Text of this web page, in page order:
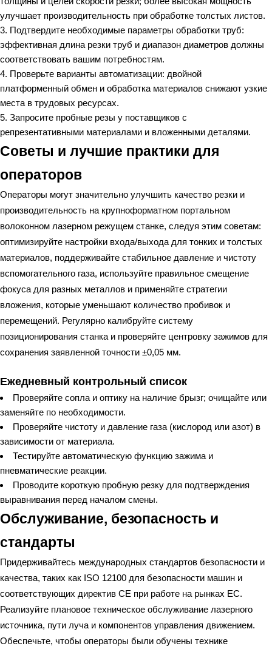
улучшает производительность при обработке толстых листов.
Подтвердите необходимые параметры обработки труб:
эффективная длина резки труб и диапазон диаметров должны
соответствовать вашим потребностям.
Проверьте варианты автоматизации: двойной
платформенный обмен и обработка материалов снижают узкие
места в трудовых ресурсах.
Запросите пробные резы у поставщиков с
репрезентативными материалами и вложенными деталями.
Советы и лучшие практики для
операторов
Операторы могут значительно улучшить качество резки и
производительность на крупноформатном портальном
волоконном лазерном режущем станке, следуя этим советам:
оптимизируйте настройки входа/выхода для тонких и толстых
материалов, поддерживайте стабильное давление и чистоту
вспомогательного газа, используйте правильное смещение
фокуса для разных металлов и применяйте стратегии
вложения, которые уменьшают количество пробивок и
перемещений. Регулярно калибруйте систему
позиционирования станка и проверяйте центровку зажимов для
сохранения заявленной точности ±0,05 мм.
Ежедневный контрольный список
Проверяйте сопла и оптику на наличие брызг; очищайте или
заменяйте по необходимости.
Проверяйте чистоту и давление газа (кислород или азот) в
зависимости от материала.
Тестируйте автоматическую функцию зажима и
пневматические реакции.
Проводите короткую пробную резку для подтверждения
выравнивания перед началом смены.
Обслуживание, безопасность и
стандарты
Придерживайтесь международных стандартов безопасности и
качества, таких как ISO 12100 для безопасности машин и
соответствующих директив CE при работе на рынках ЕС.
Реализуйте плановое техническое обслуживание лазерного
источника, пути луча и компонентов управления движением.
Обеспечьте, чтобы операторы были обучены технике